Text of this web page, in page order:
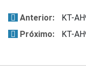
Anterior:
KT-
Próximo:
KT-